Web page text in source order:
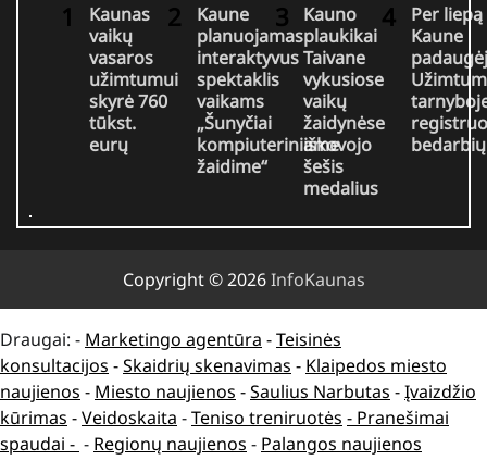
Kaunas
vaikų
vasaros
užimtumui
skyrė 760
tūkst.
eurų
Kaune
planuojamas
interaktyvus
spektaklis
vaikams
„Šunyčiai
kompiuteriniame
žaidime“
Kauno
plaukikai
Taivane
vykusiose
vaikų
žaidynėse
iškovojo
šešis
medalius
Per liepą
Kaune
bedarbių
Copyright © 2026InfoKaunas
Draugai: - Marketingo agentūra -Teisinės
konsultacijos -Skaidrių skenavimas - Klaipedos miesto
naujienos - Miesto naujienos -Saulius Narbutas -Įvaizdžio
kūrimas -Veidoskaita -Teniso treniruotės - Pranešimai
spaudai - - Regionų naujienos - Palangos naujienos